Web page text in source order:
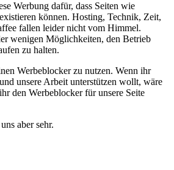
Werbung dafür, dass Seiten wie
können. Hosting, Technik, Zeit,
fallen leider nicht vom Himmel.
wenigen Möglichkeiten, den Betrieb
zu halten.
Werbeblocker zu nutzen. Wenn ihr
unsere Arbeit unterstützen wollt, wäre
den Werbeblocker für unsere Seite
aber sehr.